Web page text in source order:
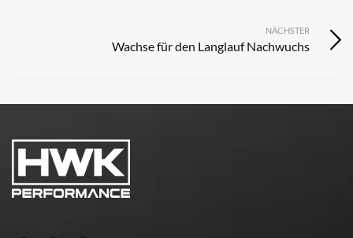
NÄCHSTER
Wachse für den Langlauf Nachwuchs